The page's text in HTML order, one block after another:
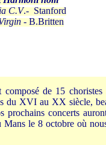
C.V.- Stanford
- B.Britten
de 15
XVI au XX siècle,
prochains concerts
le 8 octobre où